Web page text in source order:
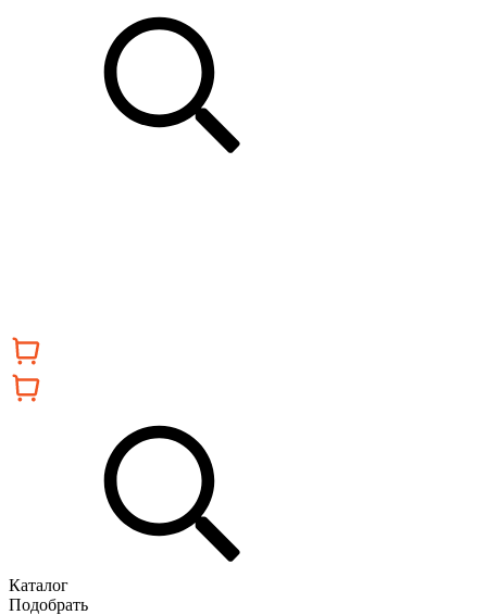
Каталог
Подобрать